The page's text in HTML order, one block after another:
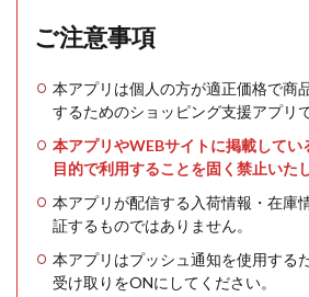
ご注意事項
本アプリは個人の方が適正価格で商
するためのショッピング支援アプリで
本アプリやWEBサイトに掲載してい
目的で利用することを固く禁止いた
本アプリが配信する入荷情報・在庫
証するものではありません。
本アプリはプッシュ通知を使用する
受け取りをONにしてください。